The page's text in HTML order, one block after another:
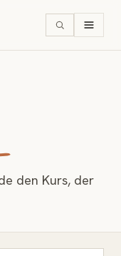
den Kurs, der